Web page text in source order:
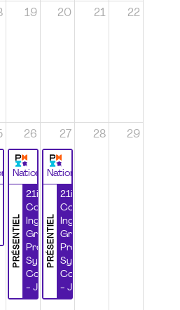
19 20 21 22
26
National
PRÉSENTIEL
21ième
Congrès
Ingénierie
Grands
Projets et
Systèmes
Complexes
- Jour 1
27
National
PRÉSENTIEL
21ième
Congrès
Ingénierie
Grands
Projets et
Systèmes
Complexes
- Jour 2
28 29